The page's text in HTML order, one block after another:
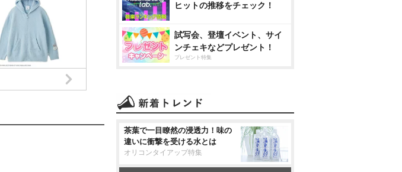
ヒットの推移をチェック！
試写会、登壇イベント、サイ
ンチェキなどプレゼント！
プレゼント特集
茶葉で一目瞭然の浸透力！味の
違いに衝撃を受ける水とは
オリコンタイアップ特集